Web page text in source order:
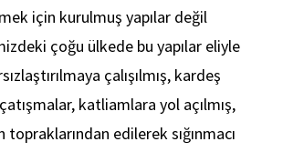
için kurulmuş yapılar değil
çoğu ülkede bu yapılar eliyle
çalışılmış, kardeş
katliamlara yol açılmış,
edilerek sığınmacı